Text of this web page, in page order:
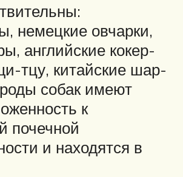
немецкие овчарки,
английские кокер-
тцу, китайские шар-
собак имеют
к
почечной
и находятся в